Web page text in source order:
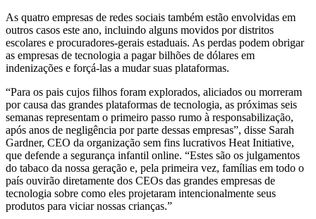
As quatro empresas de redes sociais também estão envolvidas em
outros casos este ano, incluindo alguns movidos por distritos
escolares e procuradores-gerais estaduais. As perdas podem obrigar
as empresas de tecnologia a pagar bilhões de dólares em
indenizações e forçá-las a mudar suas plataformas.
“Para os pais cujos filhos foram explorados, aliciados ou morreram
por causa das grandes plataformas de tecnologia, as próximas seis
semanas representam o primeiro passo rumo à responsabilização,
após anos de negligência por parte dessas empresas”, disse Sarah
Gardner, CEO da organização sem fins lucrativos Heat Initiative,
que defende a segurança infantil online. “Estes são os julgamentos
do tabaco da nossa geração e, pela primeira vez, famílias em todo o
país ouvirão diretamente dos CEOs das grandes empresas de
tecnologia sobre como eles projetaram intencionalmente seus
produtos para viciar nossas crianças.”